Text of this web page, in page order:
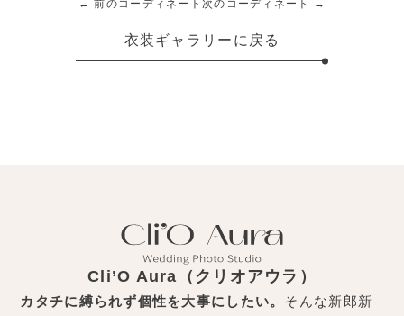
← 前のコーディネート 次のコーディネート →
衣装ギャラリーに戻る
Cli’O Aura（クリオアウラ）
カタチに縛られず個性を大事にしたい。 そんな新郎新